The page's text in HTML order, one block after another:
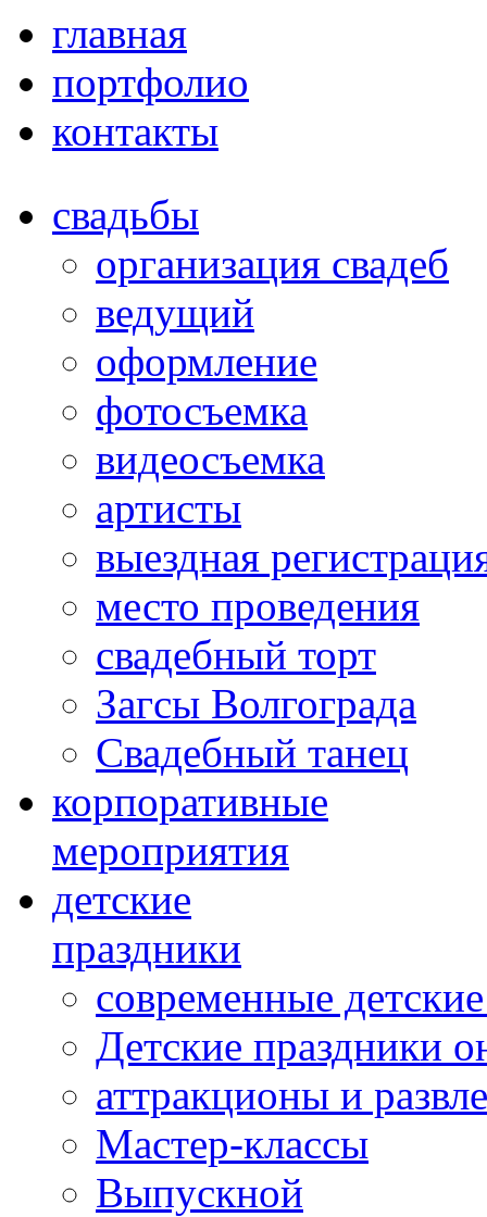
главная
портфолио
контакты
свадьбы
организация свадеб
ведущий
оформление
фотосъемка
видеосъемка
артисты
выездная
место проведения
свадебный торт
Загсы Волгограда
Свадебный танец
корпоративные
мероприятия
детские
праздники
современные
Детские праздники
аттракционы и
Мастер-классы
Выпускной